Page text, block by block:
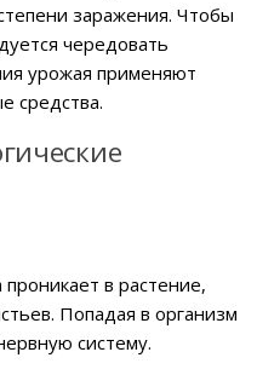
заражения. Чтобы
чередовать
урожая применяют
средства.
в растение,
Попадая в организм
систему.